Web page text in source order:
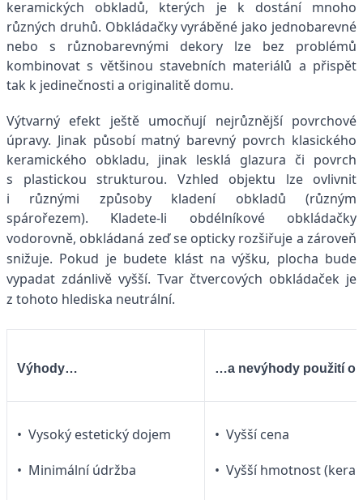
keramických obkladů, kterých je k dostání mnoho
různých druhů. Obkládačky vyráběné jako jednobarevné
nebo s různobarevnými dekory lze bez problémů
kombinovat s většinou stavebních materiálů a přispět
tak k jedinečnosti a originalitě domu.
Výtvarný efekt ještě umocňují nejrůznější povrchové
úpravy. Jinak působí matný barevný povrch klasického
keramického obkladu, jinak lesklá glazura či povrch
s plastickou strukturou. Vzhled objektu lze ovlivnit
i různými způsoby kladení obkladů (různým
spárořezem). Kladete-li obdélníkové obkládačky
vodorovně, obkládaná zeď se opticky rozšiřuje a zároveň
snižuje. Pokud je budete klást na výšku, plocha bude
vypadat zdánlivě vyšší. Tvar čtvercových obkládaček je
z tohoto hlediska neutrální.
Výhody… …a nevýhody použití
• Vysoký estetický dojem
• Minimální údržba
• Vyšší cena
• Vyšší hmotnost